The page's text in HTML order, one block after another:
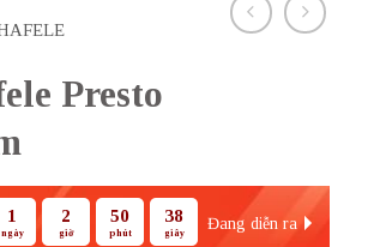
Presto
1
ngày
2
giờ
50
phút
37
giây
Đang diễn ra